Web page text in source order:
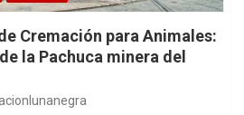
Cremación para Animales:
la Pachuca minera del